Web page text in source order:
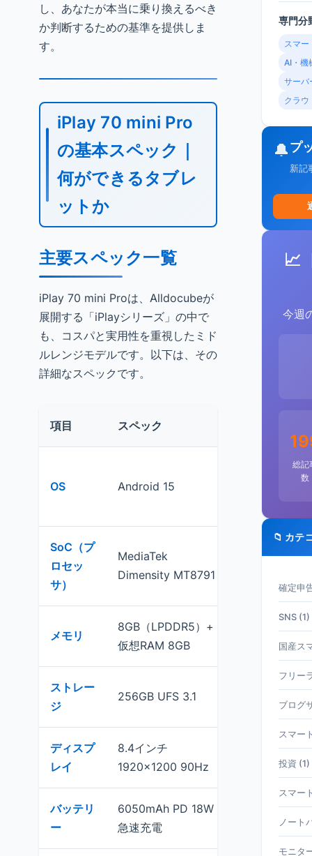
し、あなたが本当に乗り換えるべき
か判断するための基準を提供しま
す。
iPlay 70 mini Pro
の基本スペック｜
何ができるタブレ
ットか
主要スペック一覧
iPlay 70 mini Proは、Alldocubeが
展開する「iPlayシリーズ」の中で
も、コスパと実用性を重視したミド
ルレンジモデルです。以下は、その
詳細なスペックです。
項目 スペック
OS Android 15
最新の
キュリティ
SoC（プ
ロセッ
サ）
MediaTek
Dimensity MT8791
ミドルレン
メモリ
8GB（LPDDR5）+
仮想RAM 8GB
タスク対応
ストレー
ジ
256GB UFS 3.1
microSD対応
ディスプ
レイ
8.4インチ
1920×1200 90Hz
FHD+解像度
ュレートは
バッテリ
ー
6050mAh PD 18W
急速充電
中程度の容
遅めとの評価
専門分
スマー
AI・機
サーバ
クラウ
🔔プ
新記
📈
今週
総記
数
📁 カテ
確定申
SNS (1)
国産ス
フリー
ブログ
スマー
投資 (1)
スマー
ノート
モニタ